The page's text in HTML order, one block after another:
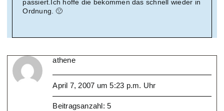
passiert.Ich hoffe die bekommen das schnell wieder in
Ordnung. 🙁
athene
April 7, 2007 um 5:23 p.m. Uhr
Beitragsanzahl: 5